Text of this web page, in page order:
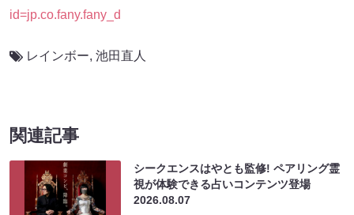
id=jp.co.fany.fany_d
レインボー, 池田直人
関連記事
シークエンスはやとも監修! ペアリング霊
視が体験できる占いコンテンツ登場
2026.08.07